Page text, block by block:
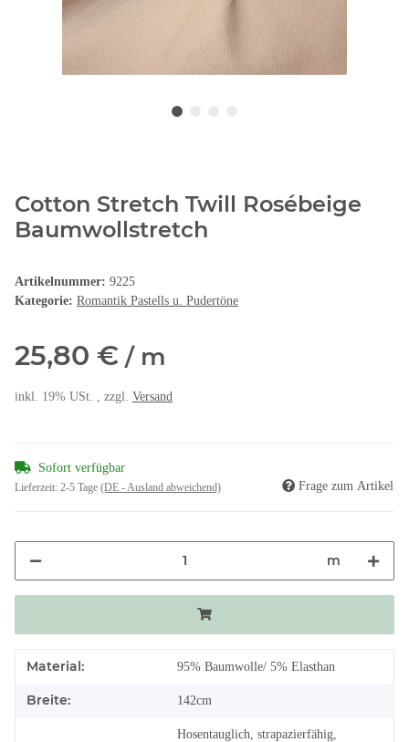
Cotton Stretch Twill Rosébeige
Baumwollstretch
Artikelnummer: 9225
Kategorie: Romantik Pastells u. Pudertöne
25,80 € / m
inkl. 19% USt. , zzgl. Versand
Sofort verfügbar
Lieferzeit: 2-5 Tage (DE - Ausland abweichend) Frage zum Artikel
m
Material: 95% Baumwolle/ 5% Elasthan
Breite: 142cm
Hosentauglich, strapazierfähig,